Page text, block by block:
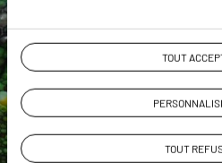
TOUT
TOUT
Ils sauront organiser
près de vos envies et de
Échangez en face à face
connectés en agence,